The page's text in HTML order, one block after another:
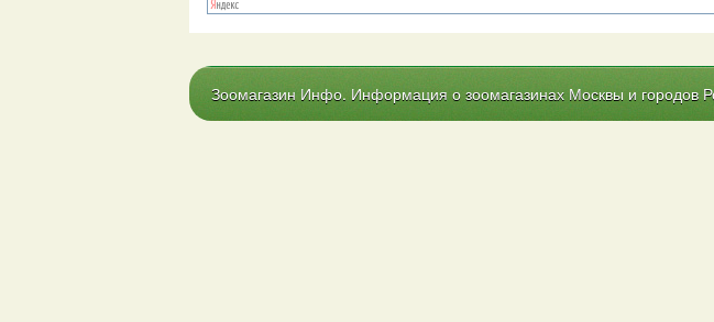
Зоомагазин Инфо. Информация о зоомагазинах Москвы и городов